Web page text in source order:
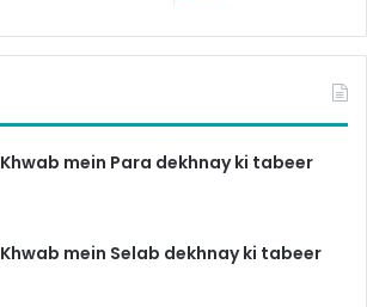
Khwab mein Para dekhnay ki tabeer
Khwab mein Selab dekhnay ki tabeer